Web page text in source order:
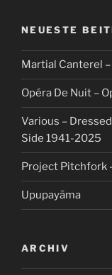
NEUESTE
Martial Canterel
Opéra De Nuit –
Various –
Side 1941-2025
Project Pitchfork
Upupayāma
ARCHIV